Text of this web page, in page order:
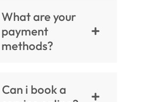
What are your
payment
methods?
Can i book a